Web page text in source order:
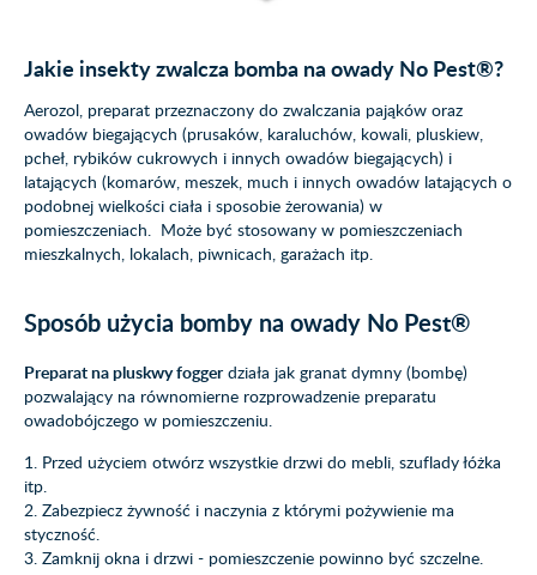
Jakie insekty zwalcza bomba na owady No Pest®?
Aerozol, preparat przeznaczony do zwalczania pająków oraz
owadów biegających (prusaków, karaluchów, kowali, pluskiew,
pcheł, rybików cukrowych i innych owadów biegających) i
latających (komarów, meszek, much i innych owadów latających o
podobnej wielkości ciała i sposobie żerowania) w
pomieszczeniach. Może być stosowany w pomieszczeniach
mieszkalnych, lokalach, piwnicach, garażach itp.
Sposób użycia bomby na owady No Pest®
Preparat na pluskwy foggerdziała jak granat dymny (bombę)
pozwalający na równomierne rozprowadzenie preparatu
owadobójczego w pomieszczeniu.
1. Przed użyciem otwórz wszystkie drzwi do mebli, szuflady łóżka
itp.
2. Zabezpiecz żywność i naczynia z którymi pożywienie ma
styczność.
3. Zamknij okna i drzwi - pomieszczenie powinno być szczelne.